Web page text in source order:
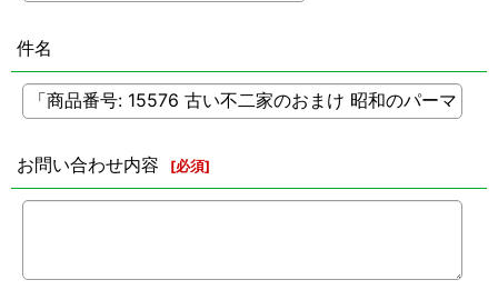
件名
お問い合わせ内容 [必須]